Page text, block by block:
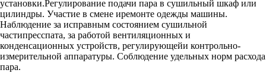
установки.Регулирование подачи пара в сушильный шкаф или
цилиндры. Участие в смене иремонте одежды машины.
Наблюдение за исправным состоянием сушильной
частипресспата, за работой вентиляционных и
конденсационных устройств, регулирующейи контрольно-
измерительной аппаратуры. Соблюдение удельных норм расхода
пара.